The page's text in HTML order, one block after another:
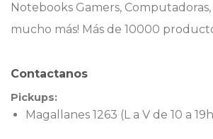
Notebooks Gamers, Computadoras,
mucho más! Más de 10000
Contactanos
Pickups:
Magallanes 1263 (L a V de 10 a